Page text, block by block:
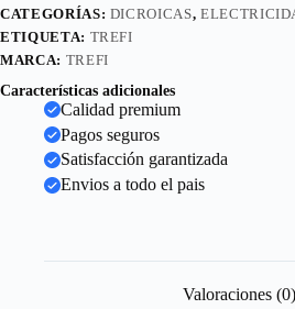
CATEGORÍAS: DICROICAS,
ETIQUETA: TREFI
MARCA: TREFI
Características adicionales
Calidad premium
Pagos seguros
Satisfacción garantizada
Envios a todo el pais
Valoraciones (0)